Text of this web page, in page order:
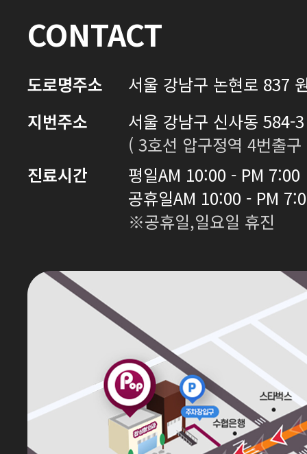
CONTACT
도로명주소
서울 강남구 논현로 837
지번주소
서울 강남구 신사동 584-
( 3호선 압구정역 4번출
진료시간
평일AM 10:00 - PM 7:00
공휴일AM 10:00 - PM
※공휴일,일요일 휴진